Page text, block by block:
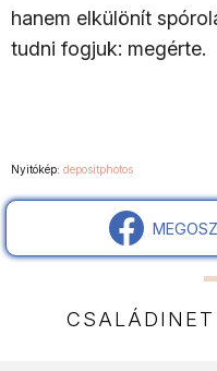
hanem elkülönít
tudni fogjuk: megérte.
Nyitókép: depositphotos